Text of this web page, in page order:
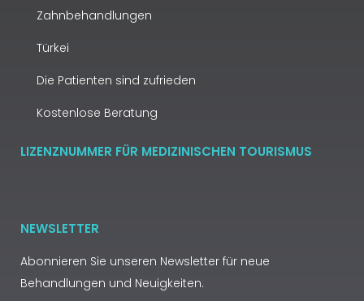
Zahnbehandlungen
Türkei
Die Patienten sind zufrieden
Kostenlose Beratung
LIZENZNUMMER FÜR MEDIZINISCHEN TOURISMUS
NEWSLETTER
Abonnieren Sie unseren Newsletter für neue
Behandlungen und Neuigkeiten.